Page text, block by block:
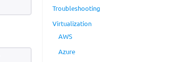
Troubleshooting
Virtualization
AWS
Azure